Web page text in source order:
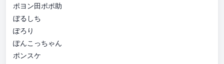
ポヨン田ポポ助
ぼるしち
ぽろり
ぽんこっちゃん
ポンスケ